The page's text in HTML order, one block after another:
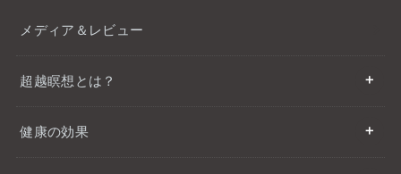
メディア＆レビュー
超越瞑想とは？
健康の効果